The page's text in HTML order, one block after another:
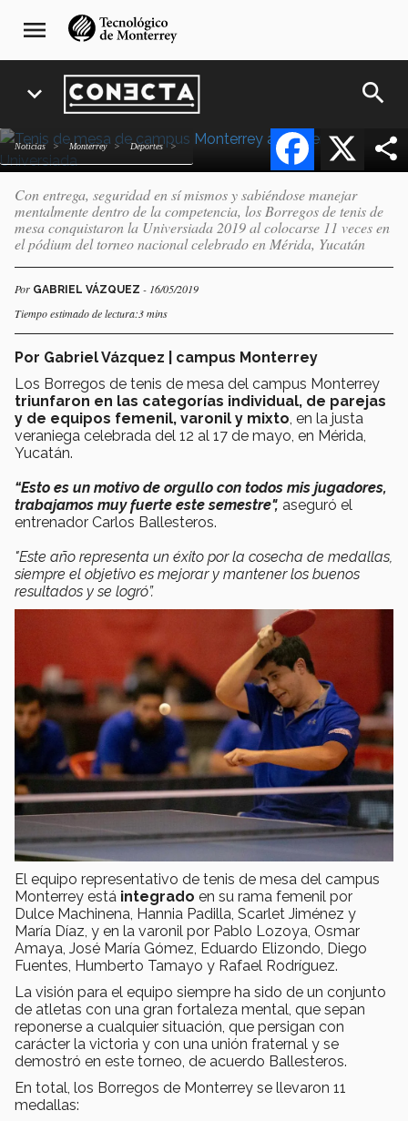
navegación
principal
menu
expand_more search
Noticias Monterrey deportes
Tenis de mesa de campus
Monterrey arrasa en
Universiada
Con entrega, seguridad en sí mismos y sabiéndose manejar
mentalmente dentro de la competencia, los Borregos de tenis de
mesa conquistaron la Universiada 2019 al colocarse 11 veces en
el pódium del torneo nacional celebrado en Mérida, Yucatán
Por GABRIEL VÁZQUEZ - 16/05/2019
Tiempo estimado de lectura:3 mins
Por Gabriel Vázquez | campus Monterrey
Los Borregos de tenis de mesa del campus Monterrey
triunfaron en las categorías individual, de parejas
y de equipos femenil, varonil y mixto , en la justa
veraniega celebrada del 12 al 17 de mayo, en Mérida,
Yucatán.
“Esto es un motivo de orgullo con todos mis jugadores,
trabajamos muy fuerte este semestre", aseguró el
entrenador Carlos Ballesteros.
"Este año representa un éxito por la cosecha de medallas,
siempre el objetivo es mejorar y mantener los buenos
resultados y se logró”.
El equipo representativo de tenis de mesa del campus
Monterrey está integrado en su rama femenil por
Dulce Machinena, Hannia Padilla, Scarlet Jiménez y
María Díaz, y en la varonil por Pablo Lozoya, Osmar
Amaya, José María Gómez, Eduardo Elizondo, Diego
Fuentes, Humberto Tamayo y Rafael Rodríguez.
La visión para el equipo siempre ha sido de un conjunto
de atletas con una gran fortaleza mental, que sepan
reponerse a cualquier situación, que persigan con
carácter la victoria y con una unión fraternal y se
demostró en este torneo, de acuerdo Ballesteros.
En total, los Borregos de Monterrey se llevaron 11
medallas: